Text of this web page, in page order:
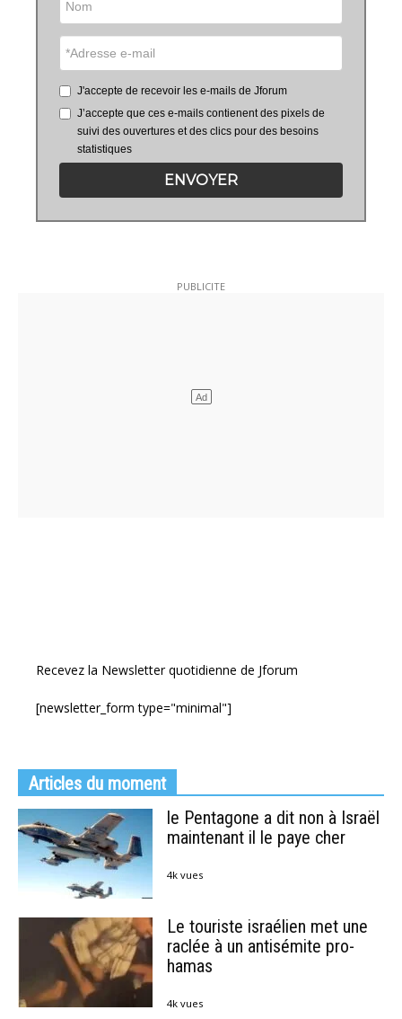
J'accepte de recevoir les e-mails de Jforum
J’accepte que ces e-mails contienent des pixels de
suivi des ouvertures et des clics pour des besoins
statistiques
ENVOYER
Recevez la Newsletter quotidienne de Jforum
[newsletter_form type="minimal"]
Articles du moment
le Pentagone a dit non à Israël
maintenant il le paye cher
4k vues
Le touriste israélien met une
raclée à un antisémite pro-
hamas
4k vues